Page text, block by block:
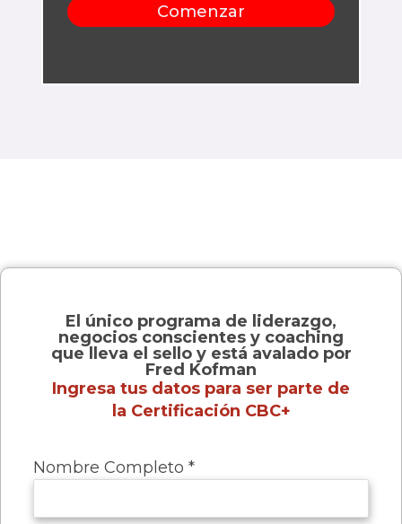
Comenzar
El único programa de liderazgo,
negocios conscientes y coaching
que lleva el sello y está avalado por
Fred Kofman
Ingresa tus datos para ser parte de
la Certificación CBC+​
Nombre Completo *